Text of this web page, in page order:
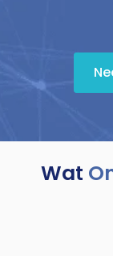
Wat